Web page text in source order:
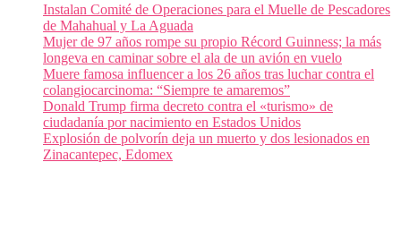
Instalan Comité de Operaciones para el Muelle de Pescadores
de Mahahual y La Aguada
Mujer de 97 años rompe su propio Récord Guinness; la más
longeva en caminar sobre el ala de un avión en vuelo
Muere famosa influencer a los 26 años tras luchar contra el
colangiocarcinoma: “Siempre te amaremos”
Donald Trump firma decreto contra el «turismo» de
ciudadanía por nacimiento en Estados Unidos
Explosión de polvorín deja un muerto y dos lesionados en
Zinacantepec, Edomex